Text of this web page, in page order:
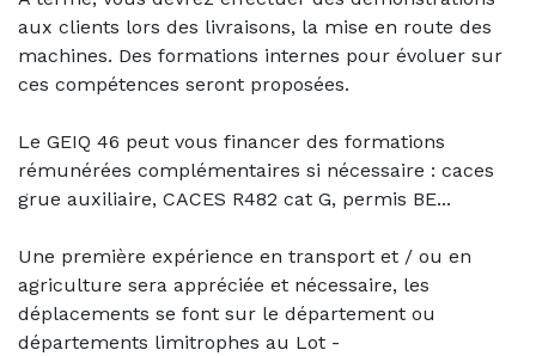
aux clients lors des livraisons, la mise en route des
machines. Des formations internes pour évoluer sur
ces compétences seront proposées.
Le GEIQ 46 peut vous financer des formations
rémunérées complémentaires si nécessaire : caces
grue auxiliaire, CACES R482 cat G, permis BE...
Une première expérience en transport et / ou en
agriculture sera appréciée et nécessaire, les
déplacements se font sur le département ou
départements limitrophes au Lot -